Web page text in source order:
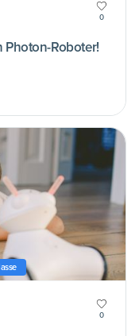
0
Photon-Roboter!
0